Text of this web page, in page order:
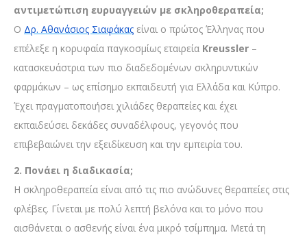
αντιμετώπιση ευρυαγγειών με σκληροθεραπεία;
Ο Δρ. Αθανάσιος Σιαφάκας είναι ο πρώτος Έλληνας που
επέλεξε η κορυφαία παγκοσμίως εταιρεία Kreussler –
κατασκευάστρια των πιο διαδεδομένων σκληρυντικών
φαρμάκων – ως επίσημο εκπαιδευτή για Ελλάδα και Κύπρο.
Έχει πραγματοποιήσει χιλιάδες θεραπείες και έχει
εκπαιδεύσει δεκάδες συναδέλφους, γεγονός που
επιβεβαιώνει την εξειδίκευση και την εμπειρία του.
2. Πονάει η διαδικασία;
Η σκληροθεραπεία είναι από τις πιο ανώδυνες θεραπείες στις
φλέβες. Γίνεται με πολύ λεπτή βελόνα και το μόνο που
αισθάνεται ο ασθενής είναι ένα μικρό τσίμπημα. Μετά τη